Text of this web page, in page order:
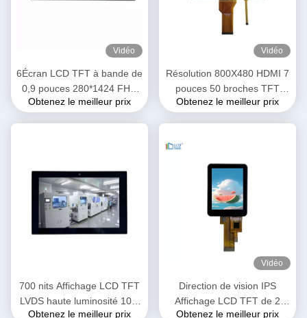
Vidéo
6Écran LCD TFT à bande de
0,9 pouces 280*1424 FHD
Résolution Interface MIPI
Obtenez le meilleur prix
Vidéo
Résolution 800X480 HDMI 7
pouces 50 broches TFT
affichage LCD RGB Interface
Obtenez le meilleur prix
700 nits Affichage LCD TFT
LVDS haute luminosité 10,1
Obtenez le meilleur prix
Vidéo
Direction de vision IPS
Affichage LCD TFT de 2
Obtenez le meilleur prix